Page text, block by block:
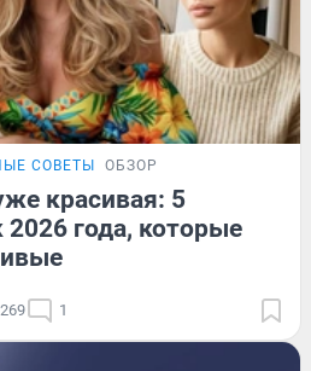
СОВЕТЫ ОБЗОР
красивая: 5
года, которые
1